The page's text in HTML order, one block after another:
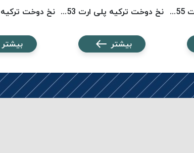
نخ دوخت ترکیه پلی ارت 8355 POLYART نخ دوخت ترکیه پلی ارت 8153 POLYART
بیشتر بیشتر